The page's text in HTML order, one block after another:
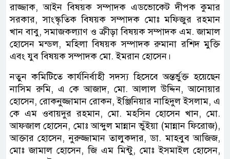
রাজ্জাক, আইন বিষয়ক সম্পাদক এডভোকেট দীপক কুমার
সরকার, সাংস্কৃতিক বিষয়ক সম্পাদক মোঃ মফিজুর রহমান
খান বাবু, সমাজকল্যাণ ও ক্রীড়া বিষয়ক সম্পাদক এম. জামাল
হোসেন মন্ডল, মহিলা বিষয়ক সম্পাদক রুমানা রশিদ মুক্তি
এবং যুব বিষয়ক সম্পাদক মো. ইমরান হোসেন।
নতুন কমিটিতে কার্যনির্বাহী সদস্য হিসেবে অন্তর্ভুক্ত হয়েছেন
নাসিম রুমি, এ কে আজাদ, মো. আলাল উদ্দিন, আনোয়ার
হোসেন, রোকনুজ্জামান রোকন, ইঞ্জিনিয়ার নাহিদুল ইসলাম, এ
কে এম ওবায়দুর রহমান, মো. মহসিন হোসেন খান, মো.
আফজাল হোসেন, মোঃ আব্দুল মান্নান ভুঁইয়া (মান্নান ফিরোজ),
আক্তার হোসেন, নুরুজ্জামান তালুকদার, ডা. মাহবুব আজিজ,
মোঃ জামাল হোসেন, জি এম মিন্টু, মোঃ ইসমাইল হোসেন,